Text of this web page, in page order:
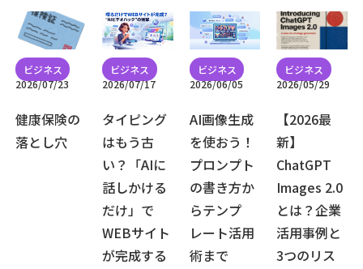
2026/07/23
健康保険の
落とし穴
2026/07/17
タイピング
はもう古
い？「AIに
話しかける
だけ」で
WEBサイト
が完成する
2026/06/05
AI画像生成
を使おう！
プロンプト
の書き方か
らテンプ
レート活用
術まで
2026/05/29
【2026最
新】
ChatGPT
Images 2.0
とは？企業
活用事例と
3つのリス